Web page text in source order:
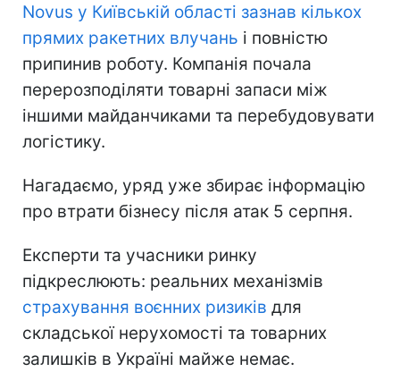
Novus у Київській області зазнав кількох
прямих ракетних влучань і повністю
припинив роботу. Компанія почала
перерозподіляти товарні запаси між
іншими майданчиками та перебудовувати
логістику.
Нагадаємо, уряд уже збирає інформацію
про втрати бізнесу після атак 5 серпня.
Експерти та учасники ринку
підкреслюють: реальних механізмів
страхування воєнних ризиків для
складської нерухомості та товарних
залишків в Україні майже немає.